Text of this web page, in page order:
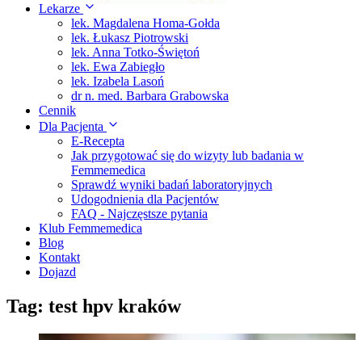
Lekarze
lek. Magdalena Homa-Gołda
lek. Łukasz Piotrowski
lek. Anna Totko-Świętoń
lek. Ewa Zabiegło
lek. Izabela Lasoń
dr n. med. Barbara Grabowska
Cennik
Dla Pacjenta
E-Recepta
Jak przygotować się do wizyty lub badania w
Femmemedica
Sprawdź wyniki badań laboratoryjnych
Udogodnienia dla Pacjentów
FAQ - Najczęstsze pytania
Klub Femmemedica
Blog
Kontakt
Dojazd
Tag: test hpv kraków